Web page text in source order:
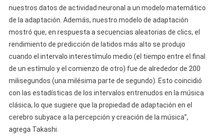
nuestros datos de actividad neuronal a un modelo matemático
de la adaptación. Además, nuestro modelo de adaptación
mostró que, en respuesta a secuencias aleatorias de clics, el
rendimiento de predicción de latidos más alto se produjo
cuando el intervalo interestímulo medio (el tiempo entre el final
de un estímulo y el comienzo de otro) fue de alrededor de 200
milisegundos (una milésima parte de segundo). Esto coincidió
con las estadísticas de los intervalos entrenudos en la música
clásica, lo que sugiere que la propiedad de adaptación en el
cerebro subyace a la percepción y creación de la música”,
agrega Takashi.